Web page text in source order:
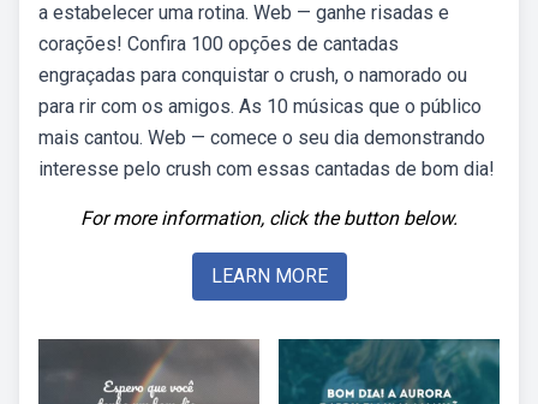
a estabelecer uma rotina. Web — ganhe risadas e
corações! Confira 100 opções de cantadas
engraçadas para conquistar o crush, o namorado ou
para rir com os amigos. As 10 músicas que o público
mais cantou. Web — comece o seu dia demonstrando
interesse pelo crush com essas cantadas de bom dia!
For more information, click the button below.
LEARN MORE